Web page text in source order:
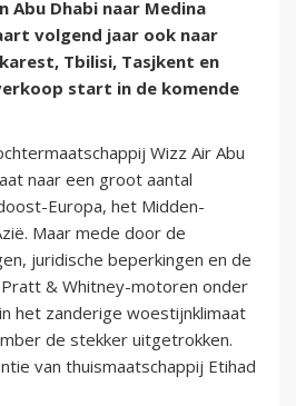
Abu Dhabi naar Medina
volgend jaar ook naar
Tbilisi, Tasjkent en
start in de komende
Wizz Air Abu
naar een groot aantal
Europa, het Midden-
Maar mede door de
juridische beperkingen en de
& Whitney-motoren onder
het zanderige woestijnklimaat
de stekker uitgetrokken.
van thuismaatschappij Etihad